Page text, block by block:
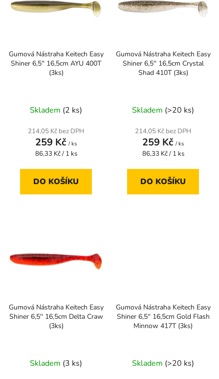
d
ůo
d
Gumová Nástraha Keitech Easy
Shiner 6,5'' 16,5cm AYU 400T
(3ks)
Skladem (2 ks)
214,05 Kč bez DPH
259 Kč / ks
Měrná
86,33 Kč / 1 ks
DO KOŠÍKU
Gumová Nástraha Keitech Easy
Shiner 6,5'' 16,5cm Crystal
Shad 410T (3ks)
Skladem (>20 ks)
214,05 Kč bez DPH
259 Kč / ks
Měrná
86,33 Kč / 1 ks
DO KOŠÍKU
Gumová Nástraha Keitech Easy
Shiner 6,5'' 16,5cm Delta Craw
(3ks)
Skladem (3 ks)
Gumová Nástraha Keitech Easy
Shiner 6,5'' 16,5cm Gold Flash
Minnow 417T (3ks)
Skladem (>20 ks)